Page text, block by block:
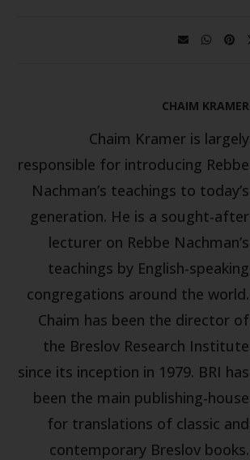
CHAIM KRAMER
Chaim Kramer is largely
responsible for introducing Rebbe
Nachman’s teachings to today’s
generation. He is a sought-after
lecturer on Rebbe Nachman’s
teachings by English-speaking
congregations around the world.
Chaim has been the director of
the Breslov Research Institute
since its inception in 1979. BRI has
been the main publishing-house
for translations of classic and
contemporary Breslov books.